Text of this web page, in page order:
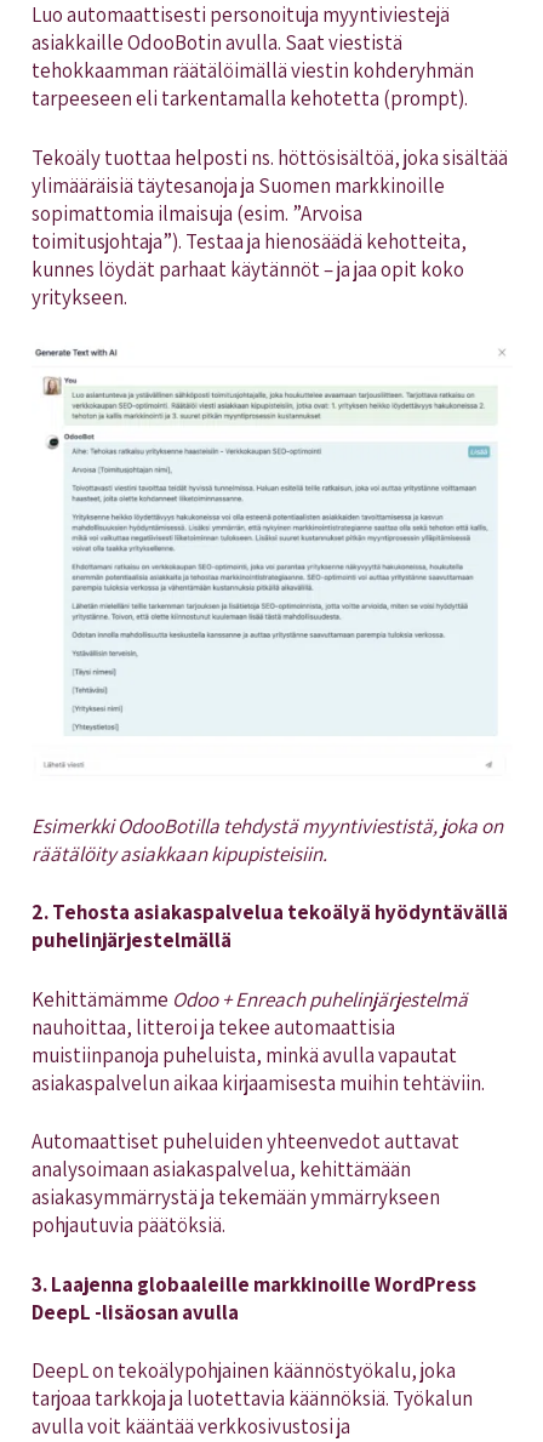
Luo automaattisesti personoituja myyntiviestejä
asiakkaille OdooBotin avulla. Saat viestistä
tehokkaamman räätälöimällä viestin kohderyhmän
tarpeeseen eli tarkentamalla kehotetta (prompt).
Tekoäly tuottaa helposti ns. höttösisältöä, joka sisältää
ylimääräisiä täytesanoja ja Suomen markkinoille
sopimattomia ilmaisuja (esim. ”Arvoisa
toimitusjohtaja”). Testaa ja hienosäädä kehotteita,
kunnes löydät parhaat käytännöt – ja jaa opit koko
yritykseen.
Esimerkki OdooBotilla tehdystä myyntiviestistä, joka on
räätälöity asiakkaan kipupisteisiin.
2. Tehosta asiakaspalvelua tekoälyä hyödyntävällä
puhelinjärjestelmällä
Kehittämämme Odoo + Enreach puhelinjärjestelmä
nauhoittaa, litteroi ja tekee automaattisia
muistiinpanoja puheluista, minkä avulla vapautat
asiakaspalvelun aikaa kirjaamisesta muihin tehtäviin.
Automaattiset puheluiden yhteenvedot auttavat
analysoimaan asiakaspalvelua, kehittämään
asiakasymmärrystä ja tekemään ymmärrykseen
pohjautuvia päätöksiä.
3. Laajenna globaaleille markkinoille WordPress
DeepL -lisäosan avulla
DeepL on tekoälypohjainen käännöstyökalu, joka
tarjoaa tarkkoja ja luotettavia käännöksiä. Työkalun
avulla voit kääntää verkkosivustosi ja